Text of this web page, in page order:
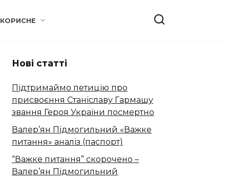
КОРИСНЕ
Нові статті
Підтримаймо петицію про
присвоєння Станіславу Гармашу
звання Героя України посмертно
Валер’ян Підмогильний «Важке
питання» аналіз (паспорт)
“Важке питання” скорочено –
Валер’ян Підмогильний